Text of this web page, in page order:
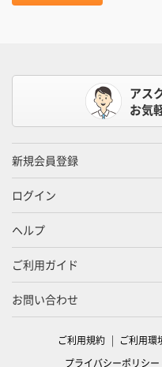
アス
お気
新規会員登録
ログイン
ヘルプ
ご利用ガイド
お問い合わせ
ご利用規約 ご利用環
プライバシーポリシー